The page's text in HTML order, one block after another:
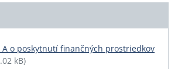
A o poskytnutí finančných prostriedkov
kB)